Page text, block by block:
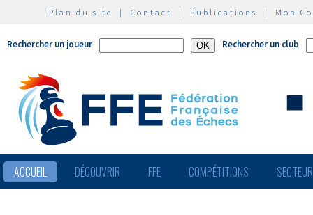
Plan du site | Contact | Publications | Mon
Rechercher un joueur Rechercher un club
ACCUEIL DÉCOUVRIR FFE COMPÉTITIONS